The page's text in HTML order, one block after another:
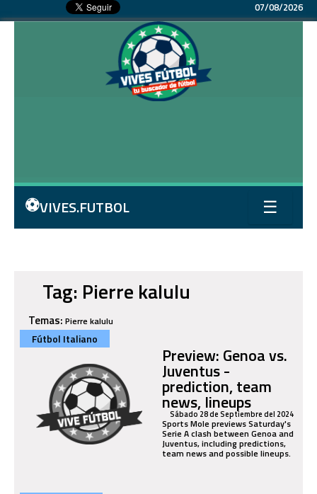
07/08/2026
⚽VIVES.FUTBOL ☰
Tag: Pierre kalulu
Temas: Pierre kalulu
Fútbol Italiano
Preview: Genoa vs.
Juventus -
prediction, team
news, lineups
Sábado 28 de Septiembre del 2024
Sports Mole previews Saturday's
Serie A clash between Genoa and
Juventus, including predictions,
team news and possible lineups.